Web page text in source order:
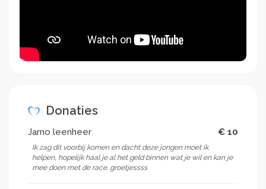
Donaties
Jarno leenheer € 10
Ik zag dit voorbij komen en dacht deze jongen moet ik
helpen, hopelijk haal je al het geld binnen wat je wil en kan je
mee doen met de race. groetjessss